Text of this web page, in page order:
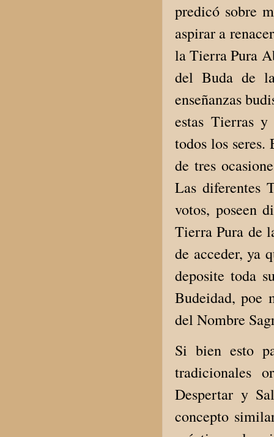
predicó sobre
aspirar a
la Tierra Pura
del Buda de
enseñanzas
estas Tierras
todos los
de tres
Las diferentes
votos, poseen
Tierra Pura de
de acceder, ya
deposite toda
Budeidad, poe
del Nombre
Si bien esto
tradicionales
Despertar y
concepto